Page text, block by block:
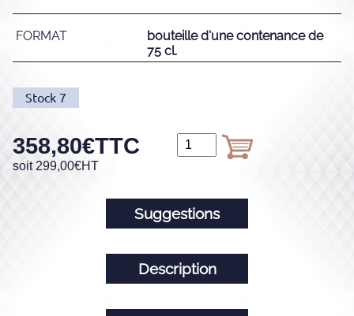
FORMAT
bouteille d'une contenance de
75 cl.
Stock 7
358,80€TTC
soit 299,00€HT
Suggestions
Description